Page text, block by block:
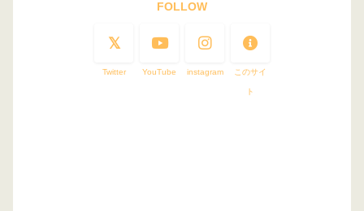
FOLLOW
Twitter YouTube instagram このサイ
ト